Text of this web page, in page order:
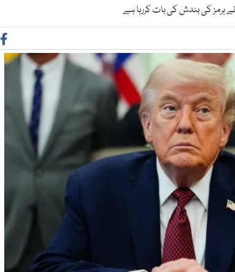
ہرمز کی بندش کی بات کررہا ہے